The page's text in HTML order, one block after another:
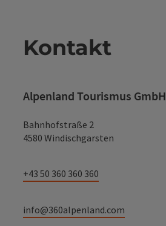
Kontakt
Alpenland Tourismus GmbH
Bahnhofstraße 2
4580 Windischgarsten
+43 50 360 360 360
info@360alpenland.com